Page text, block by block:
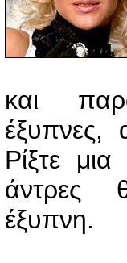
και
έξυπνες,
Ρίξτε
άντρες
έξυπνη.